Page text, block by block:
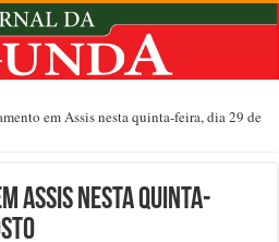
em Assis nesta quinta-feira, dia 29 de
Assis nesta quinta-